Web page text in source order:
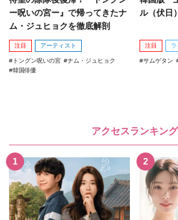
ー呪いの宮ー』で帰ってきたナ
ム・ジュヒョクを徹底解剖
注目 アーティスト
トングン呪いの宮
ナム・ジュヒョク
韓国俳優
ル（伏日
注目
サムゲタン
アクセスランキング